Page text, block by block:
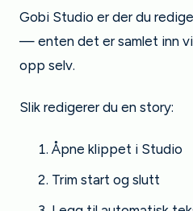
Gobi Studio er der du
— enten det er samlet inn
opp selv.
Slik redigerer du en story:
Åpne klippet i Studio
Trim start og slutt